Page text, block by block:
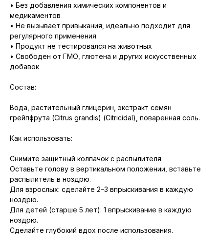
• Без добавления химических компонентов и
медикаментов
• Не вызывает привыкания, идеально подходит для
регулярного применения
• Продукт не тестировался на животных
• Свободен от ГМО, глютена и других искусственных
добавок
Состав:
Вода, растительный глицерин, экстракт семян
грейпфрута (Citrus grandis) (Citricidal), поваренная соль.
Как использовать:
Снимите защитный колпачок с распылителя.
Оставьте голову в вертикальном положении, вставьте
распылитель в ноздрю.
Для взрослых: сделайте 2–3 впрыскивания в каждую
ноздрю.
Для детей (старше 5 лет): 1 впрыскивание в каждую
ноздрю.
Сделайте глубокий вдох после использования.